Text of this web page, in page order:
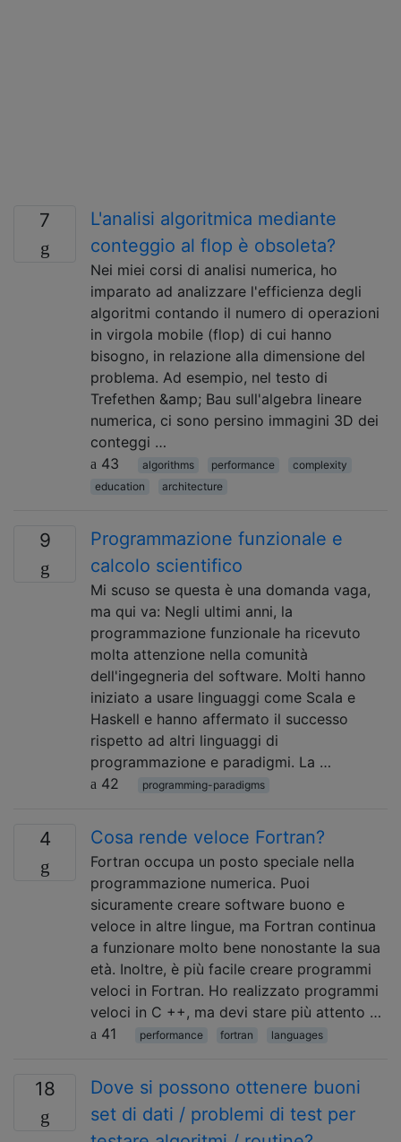
7
L'analisi algoritmica mediante
conteggio al flop è obsoleta?
Nei miei corsi di analisi numerica, ho
imparato ad analizzare l'efficienza degli
algoritmi contando il numero di operazioni
in virgola mobile (flop) di cui hanno
bisogno, in relazione alla dimensione del
problema. Ad esempio, nel testo di
Trefethen &amp; Bau sull'algebra lineare
numerica, ci sono persino immagini 3D dei
conteggi …
43
algorithms performance
complexity
education
architecture
9
Programmazione funzionale e
calcolo scientifico
Mi scuso se questa è una domanda vaga,
ma qui va: Negli ultimi anni, la
programmazione funzionale ha ricevuto
molta attenzione nella comunità
dell'ingegneria del software. Molti hanno
iniziato a usare linguaggi come Scala e
Haskell e hanno affermato il successo
rispetto ad altri linguaggi di
programmazione e paradigmi. La …
42
programming-paradigms
4 Cosa rende veloce Fortran?
Fortran occupa un posto speciale nella
programmazione numerica. Puoi
sicuramente creare software buono e
veloce in altre lingue, ma Fortran continua
a funzionare molto bene nonostante la sua
età. Inoltre, è più facile creare programmi
veloci in Fortran. Ho realizzato programmi
veloci in C ++, ma devi stare più attento …
41
performance fortran languages
18
Dove si possono ottenere buoni
set di dati / problemi di test per